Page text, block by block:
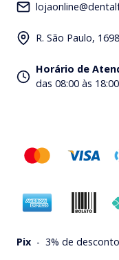
R. São Paulo,
Horário de
das 08:00 às
Pix - 3% de